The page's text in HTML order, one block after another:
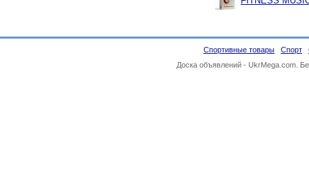
Спортивные товары Спорт
Доска объявлений - UkrMega.com.